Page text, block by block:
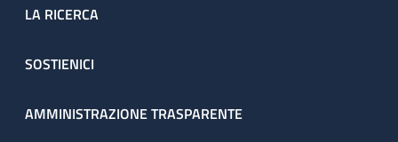
LA RICERCA
SOSTIENICI
AMMINISTRAZIONE TRASPARENTE